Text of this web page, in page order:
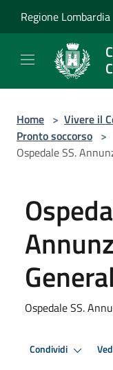
Regione Lombardia
Home > Vivere il
Pronto soccorso >
Ospedale SS.
Ospedale SS.
Condividi